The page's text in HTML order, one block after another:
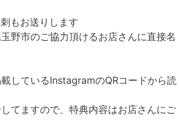
もお送りします
野市のご協力頂けるお店さんに直接名
しているInstagramのQRコードから読
てますので、特典内容はお店さんにご